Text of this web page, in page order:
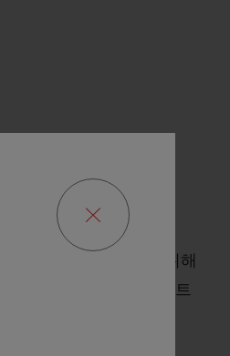
용됩니다.
로가 또는 위블로를 위해
운영하는 모바일 사이트